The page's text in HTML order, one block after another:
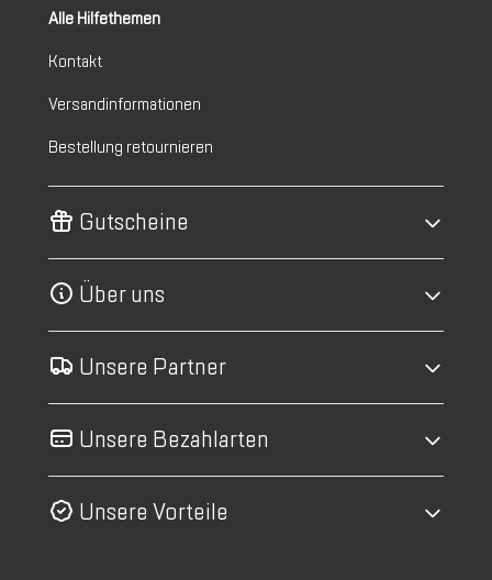
Alle Hilfethemen
Kontakt
Versandinformationen
Bestellung retournieren
Gutscheine
Über uns
Unsere Partner
Unsere Bezahlarten
Unsere Vorteile